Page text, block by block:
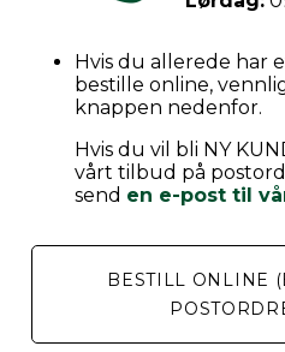
Hvis du allerede har
bestille online,
knappen nedenfor.
Hvis du vil bli NY
vårt tilbud på
send en e-post til
BESTILL ONLINE